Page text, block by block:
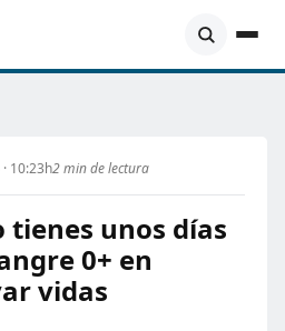
10:23h2 min de lectura
tienes unos días
0+ en
vidas